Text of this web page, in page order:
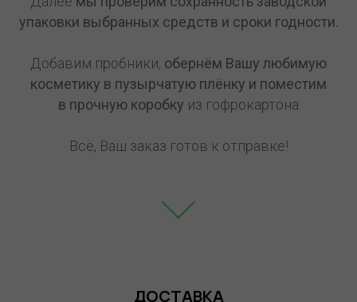
упаковки выбранных средств и сроки годности.
Добавим пробники, обернём Вашу любимую
косметику в пузырчатую плёнку и поместим
в прочную коробку из гофрокартона
Всё, Ваш заказ готов к отправке!
ДОСТАВКА